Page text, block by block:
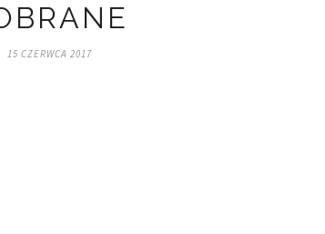
15 CZERWCA 2017